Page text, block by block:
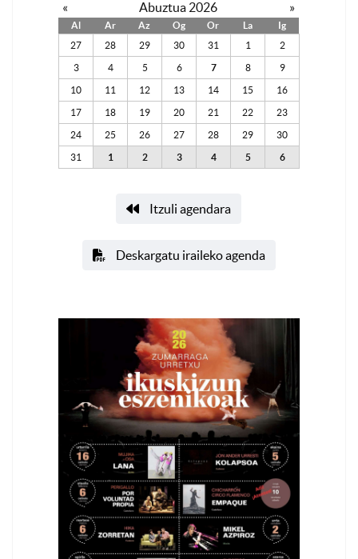
« Abuztua 2026 »
Al Ar Az Og Or La
Ig
27
28 29 30 31 1 2
3 4 5 6 7 8 9
10 11 12 13 14 15 16
17 18 19 20 21 22 23
24 25 26 27 28 29 30
31 1 2 3 4 5 6
Itzuli agendara
Deskargatu iraileko agenda